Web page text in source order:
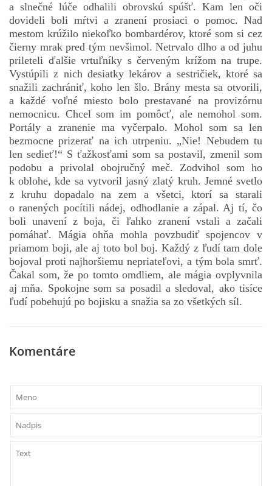
a slnečné lúče odhalili obrovskú spúšť. Kam len oči
dovideli boli mŕtvi a zranení prosiaci o pomoc. Nad
mestom krúžilo niekoľko bombardérov, ktoré som si cez
čierny mrak pred tým nevšimol. Netrvalo dlho a od juhu
prileteli ďalšie vrtuľníky s červeným krížom na trupe.
Vystúpili z nich desiatky lekárov a sestričiek, ktoré sa
snažili zachrániť, koho len šlo. Brány mesta sa otvorili,
a každé voľné miesto bolo prestavané na provizórnu
nemocnicu. Chcel som im pomôcť, ale nemohol som.
Portály a zranenie ma vyčerpalo. Mohol som sa len
bezmocne prizerať na ich utrpeniu. „Nie! Nebudem tu
len sedieť!“ S ťažkosťami som sa postavil, zmenil som
podobu a privolal obojručný meč. Zodvihol som ho
k oblohe, kde sa vytvoril jasný zlatý kruh. Jemné svetlo
z kruhu dopadalo na zem a všetci, ktorí sa starali
o ranených pocítili nádej, odhodlanie a zápal. Aj tí, čo
boli unavení z boja, či ľahko zranení vstali a začali
pomáhať. Mágia ohňa mohla povzbudiť spojencov v
priamom boji, ale aj toto bol boj. Každý z ľudí tam dole
bojoval proti najhoršiemu nepriateľovi, a tým bola smrť.
Čakal som, že po tomto omdliem, ale mágia ovplyvnila
aj mňa. Spokojne som sa posadil a sledoval, ako tisíce
ľudí pobehujú po bojisku a snažia sa zo všetkých síl.
Komentáre